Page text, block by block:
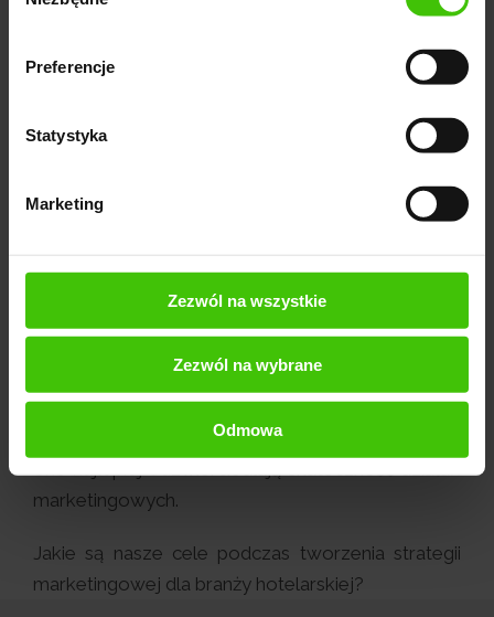
Preferencje
Statystyka
Marketing
Zezwól na wszystkie
Zezwól na wybrane
Odmowa
CO ROBIMY W RAMACH MARKETINGU DLA BRANŻY
Działania obejmują pełny
lejek pozyskiwania nowych
efektach, gdzie kluczowe znaczenie mają
Priorytetem jest dla nas realny wzrost liczby
rezerwacji, obłożenia oraz przychodów z
bezpośrednich kanałów sprzedaży, ponieważ to
one najlepiej odzwierciedlają skuteczność działań
marketingowych.
Jakie są nasze cele podczas tworzenia strategii
marketingowej dla branży hotelarskiej?